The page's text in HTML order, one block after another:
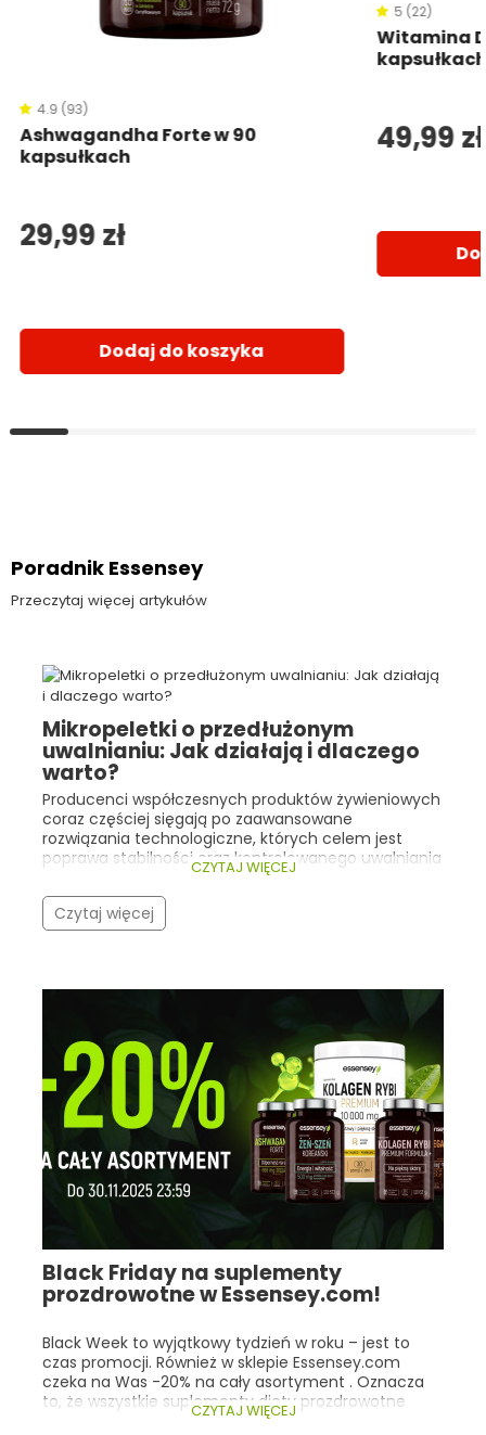
4.9 (93)
Ashwagandha Forte w 90
kapsułkach
29,99 zł
Dodaj do koszyka
5 (22)
Witamina
kapsułkach
49,99 zł
Poradnik Essensey
Przeczytaj więcej artykułów
Mikropeletki o przedłużonym
uwalnianiu: Jak działają i dlaczego
warto?
Producenci współczesnych produktów żywieniowych
coraz częściej sięgają po zaawansowane
rozwiązania technologiczne, których celem jest
poprawa stabilności oraz kontrolowanego uwalniania
składników aktywnych. Dobrym przykładem są tu
mikropeletki o przedłużonym uwalnianiu .
Technologia ta znajduje zastosowanie m.in. w
żywności specjalnego przeznaczenia medycznego
związana z miejscem uwalniania tego składnika.
CZYTAJ WIĘCEJ
Czytaj więcej
Black Friday na suplementy
prozdrowotne w Essensey.com!
Black Week to wyjątkowy tydzień w roku – jest to
czas promocji. Również w sklepie Essensey.com
czeka na Was -20% na cały asortyment . Oznacza
to, że wszystkie suplementy diety prozdrowotne
kupimy o jedną piątą taniej! Co istotne, nasza
CZYTAJ WIĘCEJ